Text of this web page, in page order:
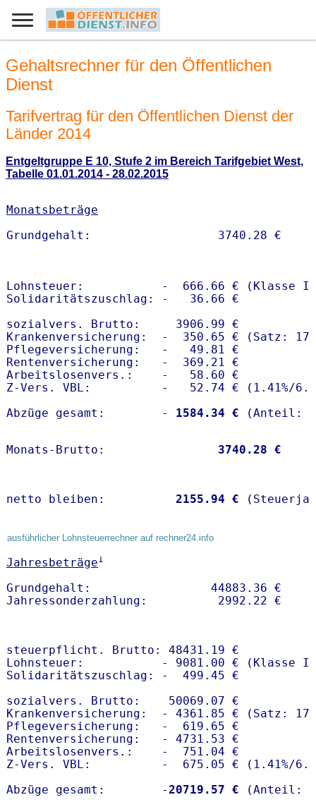
Gehaltsrechner für den Öffentlichen
Dienst
Tarifvertrag für den Öffentlichen Dienst der
Länder 2014
Entgeltgruppe E 10, Stufe 2 im Bereich Tarifgebiet West,
Tabelle 01.01.2014 - 28.02.2015
Monatsbeträge
Lohnsteuer:           -  666.66 € (Klasse I)
Solidaritätszuschlag: -   36.66 €
sozialvers. Brutto:     3906.99 €
Krankenversicherung:  -  350.65 € (Satz:
Pflegeversicherung:   -   49.81 €
Rentenversicherung:   -  369.21 €
Arbeitslosenvers.:    -   58.60 €
Z-Vers. VBL:          -   52.74 € ( 1.41%/
Abzüge gesamt:        -
1584.34 €
Monats-Brutto: 3740.28 €
netto bleiben: 2155.94 €
ausführlicher Lohnsteuerrechner auf rechner24.info
Jahresbeträge1
Grundgehalt:                 44883.36 €
steuerpflicht. Brutto: 48431.19 €
Lohnsteuer:           - 9081.00 € (Klasse I)
Solidaritätszuschlag: -  499.45 €
sozialvers. Brutto:    50069.07 €
Krankenversicherung:  - 4361.85 € (Satz:
Pflegeversicherung:   -  619.65 €
Rentenversicherung:   - 4731.53 €
Arbeitslosenvers.:    -  751.04 €
Z-Vers. VBL:          -  675.05 € ( 1.41%/
Abzüge gesamt:        -20719.57 €